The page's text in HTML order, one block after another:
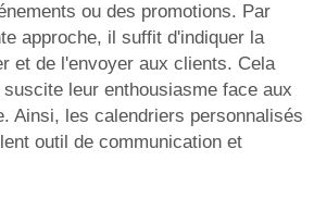
ou des promotions. Par
approche, il suffit d'indiquer la
et de l'envoyer aux clients. Cela
leur enthousiasme face aux
Ainsi, les calendriers personnalisés
outil de communication et